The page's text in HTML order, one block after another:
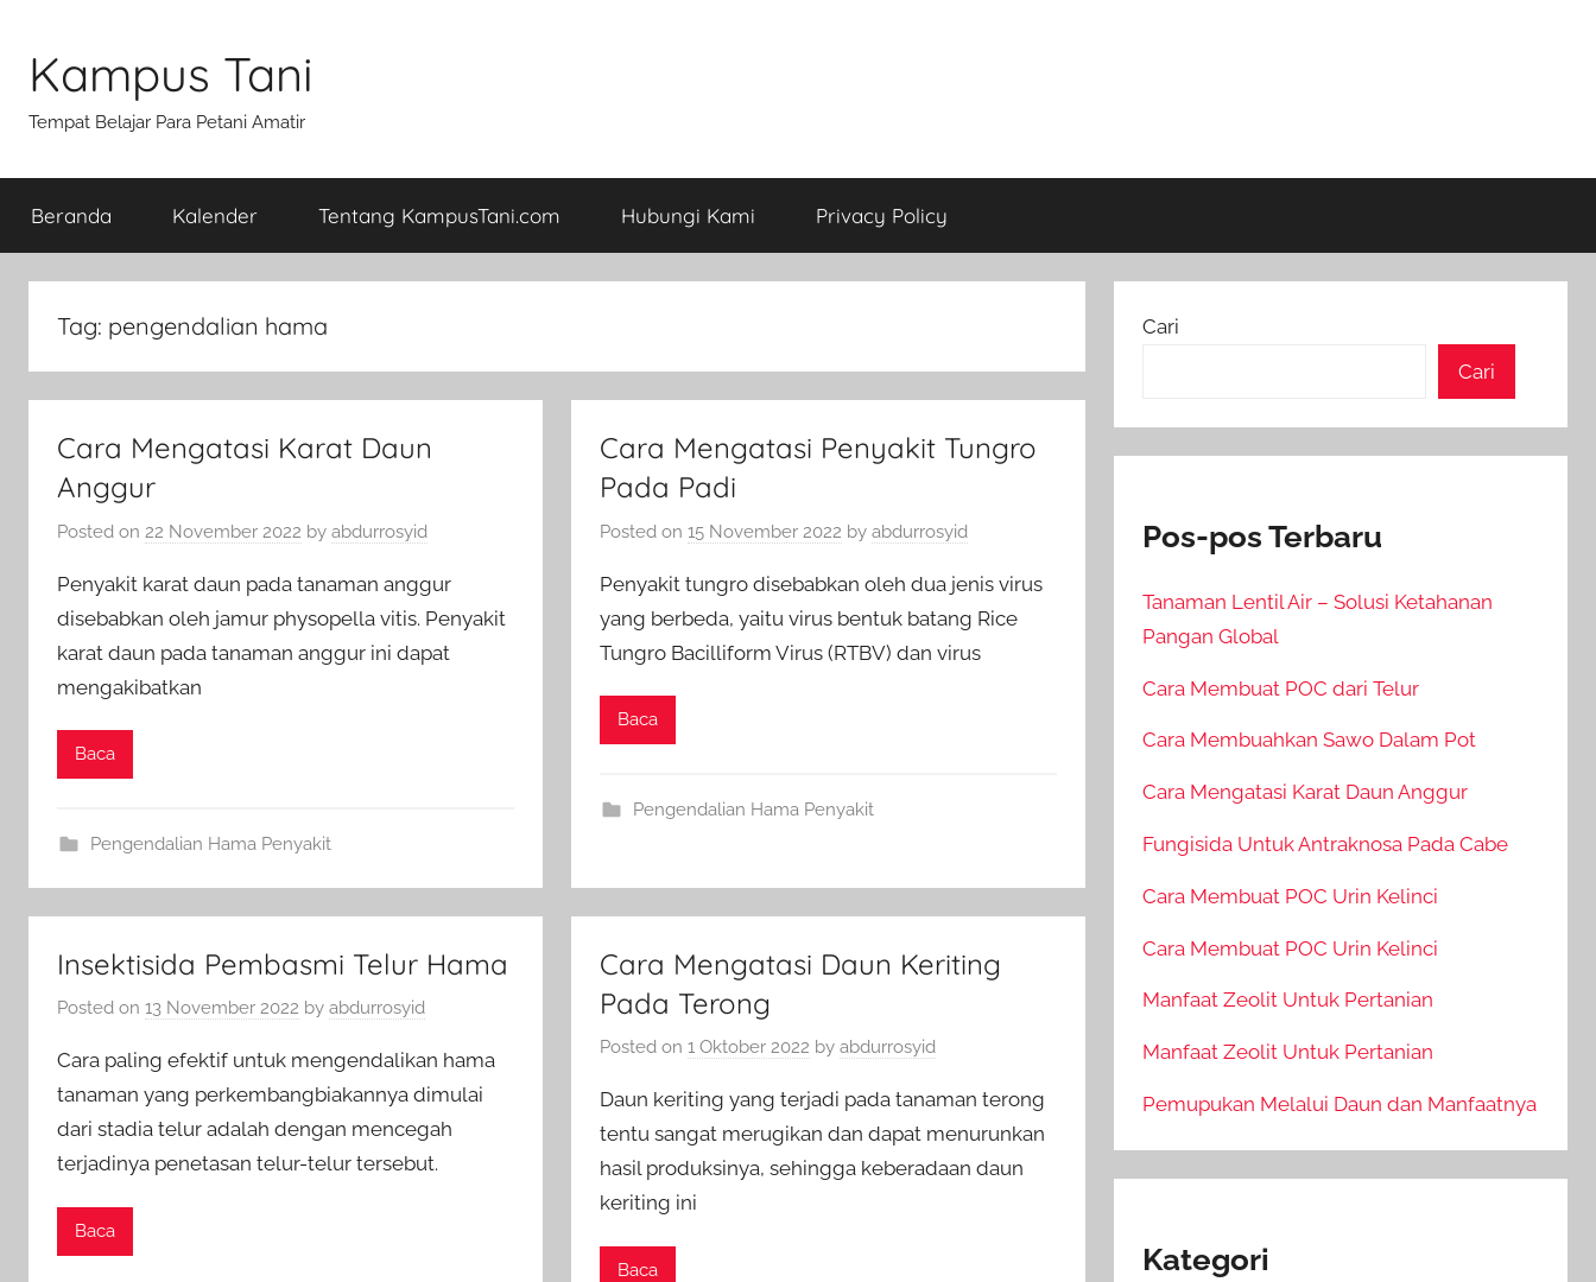
content
Kampus Tani
Tempat Belajar Para Petani Amatir
Beranda Kalender Tentang KampusTani.com Hubungi Kami Privacy Policy
Tag: pengendalian hama
Cara Mengatasi Karat Daun
Anggur
Posted on 22 November 2022 by abdurrosyid
Penyakit karat daun pada tanaman anggur
disebabkan oleh jamur physopella vitis. Penyakit
karat daun pada tanaman anggur ini dapat
mengakibatkan
Baca
Pengendalian Hama Penyakit
Cara Mengatasi Penyakit Tungro
Pada Padi
Posted on15 November 2022 byabdurrosyid
Penyakit tungro disebabkan oleh dua jenis virus
yang berbeda, yaitu virus bentuk batang Rice
Tungro Bacilliform Virus (RTBV) dan virus
Baca
Pengendalian Hama Penyakit
Insektisida Pembasmi Telur Hama
Posted on 13 November 2022 by abdurrosyid
Cara paling efektif untuk mengendalikan hama
tanaman yang perkembangbiakannya dimulai
dari stadia telur adalah dengan mencegah
terjadinya penetasan telur-telur tersebut.
Baca
Cara Mengatasi Daun Keriting
Pada Terong
Posted on1 Oktober 2022 byabdurrosyid
Daun keriting yang terjadi pada tanaman terong
tentu sangat merugikan dan dapat menurunkan
hasil produksinya, sehingga keberadaan daun
keriting ini
Baca
Cari
Cari
Pos-pos Terbaru
Tanaman Lentil Air – Solusi Ketahanan
Pangan Global
Cara Membuat POC dari Telur
Cara Membuahkan Sawo Dalam Pot
Cara Mengatasi Karat Daun Anggur
Fungisida Untuk Antraknosa Pada Cabe
Cara Membuat POC Urin Kelinci
Cara Membuat POC Urin Kelinci
Manfaat Zeolit Untuk Pertanian
Manfaat Zeolit Untuk Pertanian
Pemupukan Melalui Daun dan Manfaatnya
Kategori